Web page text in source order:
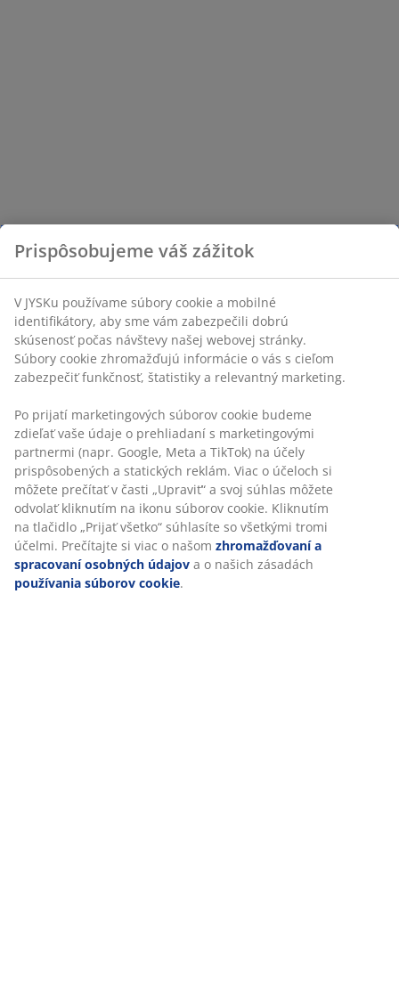
Prispôsobujeme váš zážitok
V JYSKu používame súbory cookie a mobilné
identifikátory, aby sme vám zabezpečili dobrú
skúsenosť počas návštevy našej webovej stránky.
Súbory cookie zhromažďujú informácie o vás s cieľom
zabezpečiť funkčnosť, štatistiky a relevantný marketing.
Po prijatí marketingových súborov cookie budeme
zdieľať vaše údaje o prehliadaní s marketingovými
partnermi (napr. Google, Meta a TikTok) na účely
prispôsobených a statických reklám. Viac o účeloch si
môžete prečítať v časti „Upraviť“ a svoj súhlas môžete
odvolať kliknutím na ikonu súborov cookie. Kliknutím
na tlačidlo „Prijať všetko“ súhlasíte so všetkými tromi
účelmi. Prečítajte si viac o našom zhromažďovaní a
spracovaní osobných údajov a o našich zásadách
používania súborov cookie.